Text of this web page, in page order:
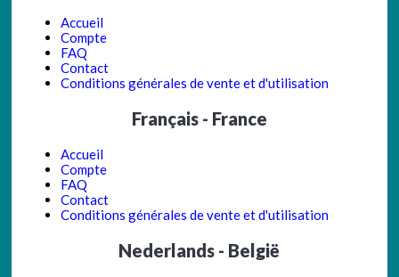
Accueil
Compte
FAQ
Contact
Conditions générales de vente et d'utilisation
Français - France
Accueil
Compte
FAQ
Contact
Conditions générales de vente et d'utilisation
Nederlands - België